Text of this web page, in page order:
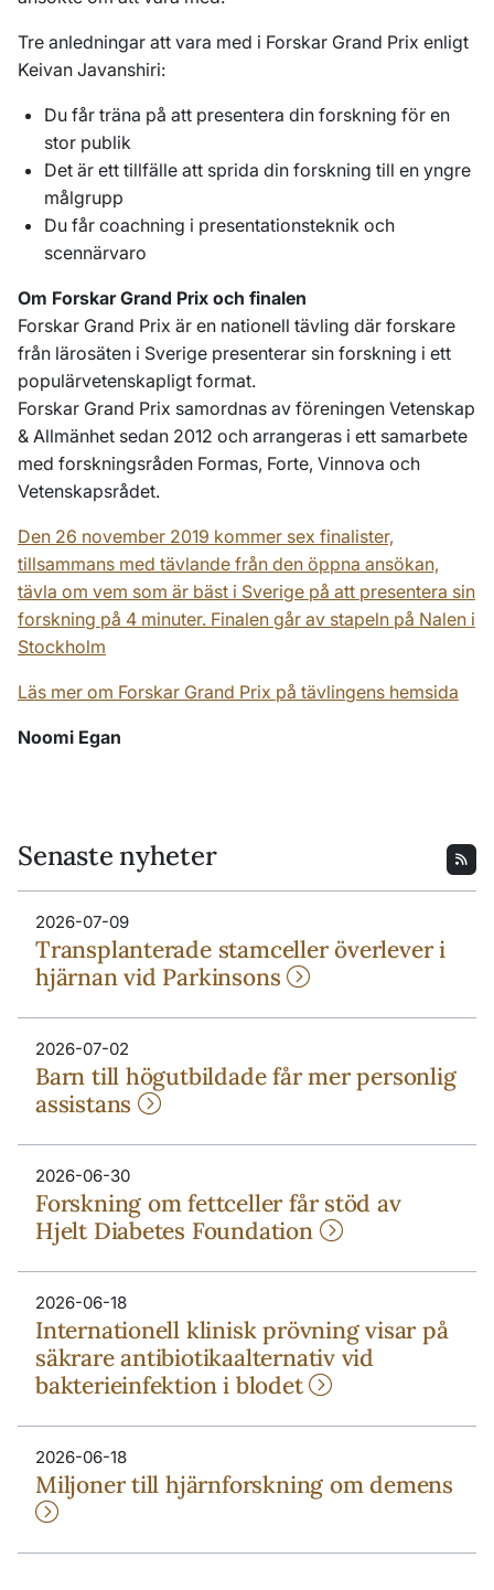
Tre anledningar att vara med i Forskar Grand Prix enligt
Keivan Javanshiri:
Du får träna på att presentera din forskning för en
stor publik
Det är ett tillfälle att sprida din forskning till en yngre
målgrupp
Du får coachning i presentationsteknik och
scennärvaro
Om Forskar Grand Prix och finalen
Forskar Grand Prix är en nationell tävling där forskare
från lärosäten i Sverige presenterar sin forskning i ett
populärvetenskapligt format.
Forskar Grand Prix samordnas av föreningen Vetenskap
& Allmänhet sedan 2012 och arrangeras i ett samarbete
med forskningsråden Formas, Forte, Vinnova och
Vetenskapsrådet.
Den 26 november 2019 kommer sex finalister,
tillsammans med tävlande från den öppna ansökan,
tävla om vem som är bäst i Sverige på att presentera sin
forskning på 4 minuter. Finalen går av stapeln på Nalen i
Stockholm
Läs mer om Forskar Grand Prix på tävlingens hemsida
Noomi Egan
Senaste nyheter
2026-07-09
Transplanterade stamceller överlever i
hjärnan vid Parkinsons
2026-07-02
Barn till högutbildade får mer personlig
assistans
2026-06-30
Forskning om fettceller får stöd av
Hjelt Diabetes Foundation
2026-06-18
Internationell klinisk prövning visar på
säkrare antibiotikaalternativ vid
bakterieinfektion i blodet
2026-06-18
Miljoner till hjärnforskning om demens